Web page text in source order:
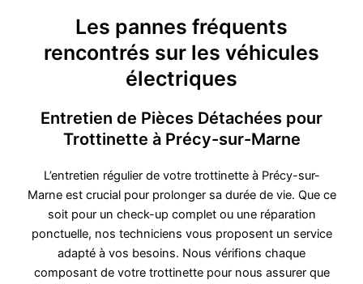
Les pannes fréquents
rencontrés sur les véhicules
électriques
Entretien de Pièces Détachées pour
Trottinette à Précy-sur-Marne
L’entretien régulier de votre trottinette à Précy-sur-
Marne est crucial pour prolonger sa durée de vie. Que ce
soit pour un check-up complet ou une réparation
ponctuelle, nos techniciens vous proposent un service
adapté à vos besoins. Nous vérifions chaque
composant de votre trottinette pour nous assurer que